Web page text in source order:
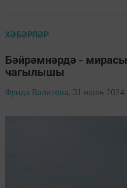
ХӘБӘРЛӘР
Бәйрәмнәрдә -
чагылышы
Фрида Вәлитова, 31 июль 2024